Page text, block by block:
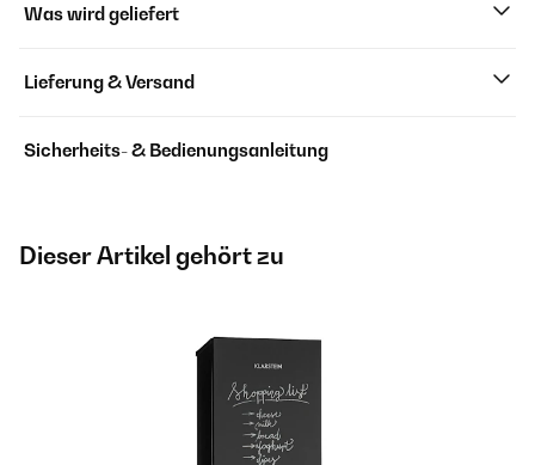
Was wird geliefert
Lieferung & Versand
Sicherheits- & Bedienungsanleitung
Dieser Artikel gehört zu